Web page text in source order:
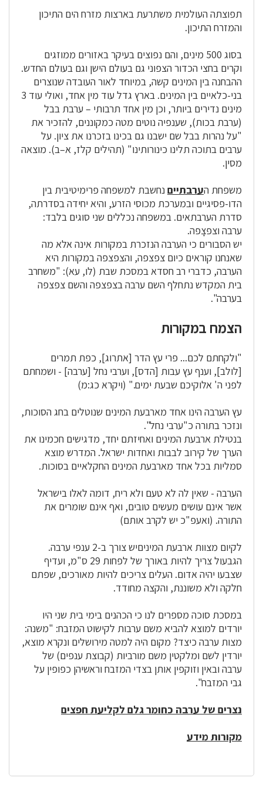
תפוצתה העולמית משתרעת בארצות מזרח הים התיכון
והמזרח התיכון.
בסוג 500 מינים, והם נפוצים בעיקר באזורים ממוזגים
וקרים בחצי הכדור הצפוני גם בעולם הישן וגם בעולם החדש.
ההבחנה בין המינים קשה, במיוחד לאור העובדה שנוצרים
בני-כלאיים בין המינים. בארץ גדל עוד מין אחד, ואולי עוד 3
מינים נדירים ביותר, וכן מין אחד תרבותי – ערבת בבל
(ערבת בכות), שענפיה נוטים מטה כמקוננים, להזכיר את
"על נהרות בבל שם ישבנו גם בכינו בזכרנו את ציון. על
ערבים בתוכה תלינו כינורותינו" (תהילים קלז, א–ב). מוצאה
מסין.
משפחת הערבתיים נחשבת למשפחה פרימיטיבית בין
הדו-פסיגיים ובמערכת מכוסי הזרע, והיא יחידה בסדרתה,
סדרת הערבתאים. במשפחה נכללים שני סוגים בלבד:
ערבה וצפצָפה.
יש הסבורים כי הערבה הנזכרת במקורות אינה אלא מה
שאנחנו קוראים כיום צפצפה, והצפצפה במקורות היא
הערבה, כדברי רב חסדא במסכת שבת (לו, עא): "משחרב
בית המקדש נתחלף השם ערבה בצפצפה והשם צפצפה
בערבה".
הצמח במקורות
"ולקחתם לכם... פרי עץ הדר [אתרוג], כפת תמרים
[לולב], וענף עץ עבות [הדס], וערבי נחל [ערבה] - ושמחתם
לפני ה' אלוקיכם שבעת ימים." (ויקרא כג:מ)
עץ הערבה הינו אחד מארבעת המינים שנוטלים בחג הסוכות,
ונזכר בתורה כ"ערבי נחל".
בנטילת ארבעת המינים ואחיזתם יחד, מדגישים חכמינו את
הערך של קירוב לבבות ואחדות ישראל. המדרש מוצא
סמליות בכל אחד מארבעת המינים החקלאיים בסוכות.
הערבה - שאין לה לא טעם ולא ריח, דומה לאלו בישראל
אשר אינם עושים מעשים טובים, ואף אינם שומרים את
התורה. (ואעפ"כ יש לקרב אותם)
לקיום מצוות ארבעת המיניםיש צורך ב-2 ענפי ערבה.
הגבעול צריך להיות באורך של לפחות 29 ס"מ, ועדיף
שצבעו יהיה אדום. העלים צריכים להיות מאורכים, שפתם
חלקה ולא משוננת, והקצה מחודד.
במסכת סוכה מספרים לנו כי הכהנים בימי בית שני היו
יורדים למוצא להביא משם ערבות לקישוט המזבח: "משנה:
מצות ערבה כיצד? מקום היה למטה מירושלים ונקרא מוצא,
יורדין לשם ומלקטין משם מורביות (קבוצת ענפים) של
ערבה ובאין וזוקפין אותן בצדי המזבח וראשיהן כפופין על
גבי המזבח".
נצרים של ערבה כחומר גלם לקליעת חפצים
מקורות מידע